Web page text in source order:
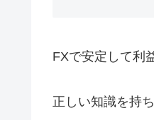
FXで安定して利
正しい知識を持